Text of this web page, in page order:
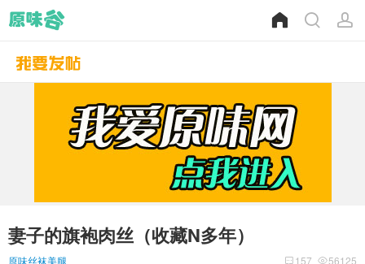
妻子的旗袍肉丝（收藏N多年）
原味丝袜美腿 56125
157